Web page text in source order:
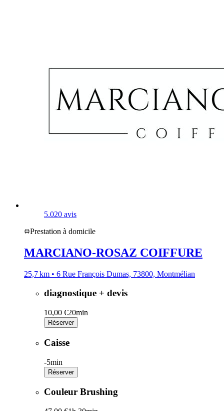
5.020 avis
Prestation à domicile
MARCIANO-ROSAZ COIFFURE
25,7 km • 6 Rue François Dumas, 73800, Montmélian
diagnostique + devis
10,00 €20min
Réserver
Caisse
-5min
Réserver
Couleur Brushing